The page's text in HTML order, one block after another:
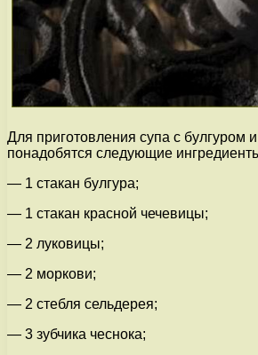
Для приготовления супа с булгуром
понадобятся следующие
— 1 стакан булгура;
— 1 стакан красной чечевицы;
— 2 луковицы;
— 2 моркови;
— 2 стебля сельдерея;
— 3 зубчика чеснока;